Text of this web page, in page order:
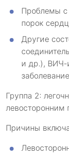
Проблемы
порок
Другие
и др.), ВИЧ-
Группа 2:
левосторонним
Причины